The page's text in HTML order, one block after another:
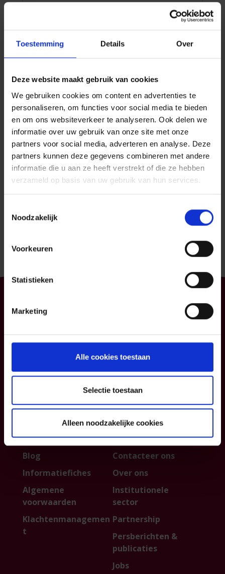
Toestemming Details Over
Deze website maakt gebruik van cookies
We gebruiken cookies om content en advertenties te
personaliseren, om functies voor social media te bieden
en om ons websiteverkeer te analyseren. Ook delen we
informatie over uw gebruik van onze site met onze
partners voor social media, adverteren en analyse. Deze
partners kunnen deze gegevens combineren met andere
informatie die u aan ze heeft verstrekt of die ze hebben
verzameld op basis van uw gebruik van hun services.
Noodzakelijk
Voorkeuren
Statistieken
Marketing
Alle cookies toestaan
Selectie toestaan
Alleen noodzakelijke cookies
textarea
Option one is this and that—be sure to include
why it's great
Option two is disabled
radiobuttons
Option one is this and that—be sure to include
why it's great
Option two can be something else and
Cancel
Particulier
Uw woning en
Uw sparen en
KMO
Verzekeringspacks
Info
Blog
Informatiefiches
Algemene
voorwaarden
Klachtenmanagemen
t
P&V
Contacteer ons
Over ons
Institutionele
sector
Partnership
Persberichten &
publicaties
Jobs